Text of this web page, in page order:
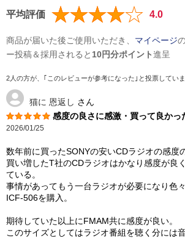
平均評価 4.0
商品が届いた後ご使用いただき、 マイページ
ー投稿＆採用されると 10円分ポイント進呈
2人の方が、｢このレビューが参考になった｣と投票していま
猫に 恩返し さん
感度の良さに感激・買って良かっ
2026/01/25
数年前に買ったSONYの安いCDラジオの感度
買い増したT社のCDラジオはかなり感度が良
ている。
事情があってもう一台ラジオが必要になり色
ICF-506を購入。
期待していた以上にFMAM共に感度が良い。
このサイズとしてはラジオ番組を聴く分には音